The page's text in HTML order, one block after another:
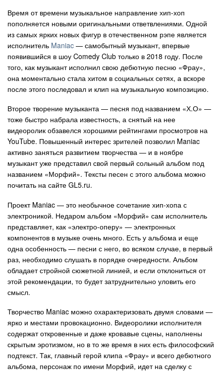
Авто
Спорт
Контакты
Время от времени музыкальное направление хип-хоп
пополняется новыми оригинальными ответвлениями. Одной
из самых ярких новых фигур в отечественном рэпе является
исполнитель Maniac — самобытный музыкант, впервые
появившийся в шоу Comedy Club только в 2018 году. После
того, как музыкант исполнил свою дебютную песню «Фрау»,
она моментально стала хитом в социальных сетях, а вскоре
после этого последовал и клип на музыкальную композицию.
Второе творение музыканта — песня под названием «Х.О» —
тоже быстро набрала известность, а снятый на нее
видеоролик обзавелся хорошими рейтингами просмотров на
YouTube. Повышенный интерес зрителей позволил Maniac
активно заняться развитием творчества — и в ноябре
музыкант уже представил свой первый сольный альбом под
названием «Морфий». Тексты песен с этого альбома можно
почитать на сайте GL5.ru.
Проект Maniac — это необычное сочетание хип-хопа с
электроникой. Недаром альбом «Морфий» сам исполнитель
представляет, как «электро-оперу» — электронных
компонентов в музыке очень много. Есть у альбома и еще
одна особенность — песни с него, во всяком случае, в первый
раз, необходимо слушать в порядке очередности. Альбом
обладает стройной сюжетной линией, и если отклониться от
этой рекомендации, то будет затруднительно уловить его
смысл.
Творчество Maniac можно охарактеризовать двумя словами —
ярко и местами провокационно. Видеоролики исполнителя
содержат откровенные и даже кровавые сцены, наполнены
скрытым эротизмом, но в то же время в них есть философский
подтекст. Так, главный герой клипа «Фрау» и всего дебютного
альбома, персонаж по имени Морфий, идет на сделку с